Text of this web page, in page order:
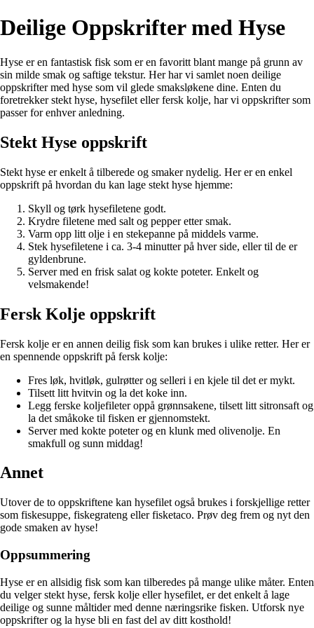
Deilige Oppskrifter med Hyse
Hyse er en fantastisk fisk som er en favoritt blant mange på grunn av
sin milde smak og saftige tekstur. Her har vi samlet noen deilige
oppskrifter med hyse som vil glede smaksløkene dine. Enten du
foretrekker stekt hyse, hysefilet eller fersk kolje, har vi oppskrifter som
passer for enhver anledning.
Stekt Hyse oppskrift
Stekt hyse er enkelt å tilberede og smaker nydelig. Her er en enkel
oppskrift på hvordan du kan lage stekt hyse hjemme:
Skyll og tørk hysefiletene godt.
Krydre filetene med salt og pepper etter smak.
Varm opp litt olje i en stekepanne på middels varme.
Stek hysefiletene i ca. 3-4 minutter på hver side, eller til de er
gyldenbrune.
Server med en frisk salat og kokte poteter. Enkelt og
velsmakende!
Fersk Kolje oppskrift
Fersk kolje er en annen deilig fisk som kan brukes i ulike retter. Her er
en spennende oppskrift på fersk kolje:
Fres løk, hvitløk, gulrøtter og selleri i en kjele til det er mykt.
Tilsett litt hvitvin og la det koke inn.
Legg ferske koljefileter oppå grønnsakene, tilsett litt sitronsaft og
la det småkoke til fisken er gjennomstekt.
Server med kokte poteter og en klunk med olivenolje. En
smakfull og sunn middag!
Annet
Utover de to oppskriftene kan hysefilet også brukes i forskjellige retter
som fiskesuppe, fiskegrateng eller fisketaco. Prøv deg frem og nyt den
gode smaken av hyse!
Oppsummering
Hyse er en allsidig fisk som kan tilberedes på mange ulike måter. Enten
du velger stekt hyse, fersk kolje eller hysefilet, er det enkelt å lage
deilige og sunne måltider med denne næringsrike fisken. Utforsk nye
oppskrifter og la hyse bli en fast del av ditt kosthold!